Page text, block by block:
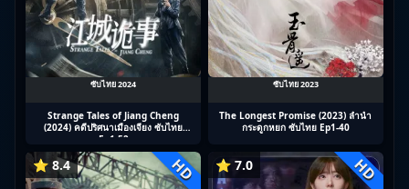
ซับไทย 2024
Strange Tales of Jiang Cheng
(2024) คดีปริศนาเมืองเจียง ซับไทย
Ep1-52
ซับไทย 2023
The Longest Promise (2023) ลำนำ
กระดูกหยก ซับไทย Ep1-40
⭐ 8.4 HD ⭐ 7.0 HD